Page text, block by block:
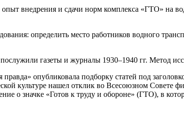
опыт внедрения и сдачи норм комплекса «ГТО» на
определить место работников водного
газеты и журналы 1930–1940 гг. Метод
правда» опубликовала подборку статей под
культуре нашел отклик во Всесоюзном
значке «Готов к труду и обороне» (ГТО), в